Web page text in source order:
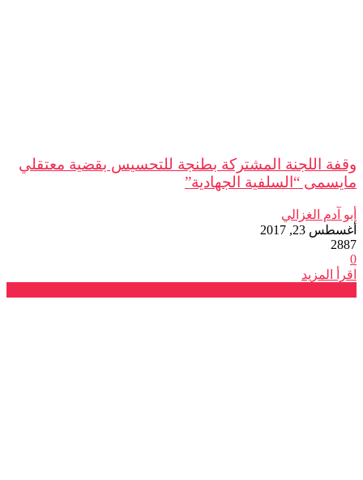
وقفة اللجنة المشتركة بطنجة للتحسيس بقضية معتقلي
مايسمى “السلفية الجهادية”
أبو آدم الغزالي
أغسطس 23, 2017
2887
0
اقرأ المزيد